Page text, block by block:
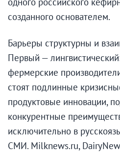
созданного основателем.
Барьеры структурны и
Первый —
фермерские
стоят подлинные
продуктовые инновации,
конкурентные
исключительно в
СМИ. Milknews.ru,